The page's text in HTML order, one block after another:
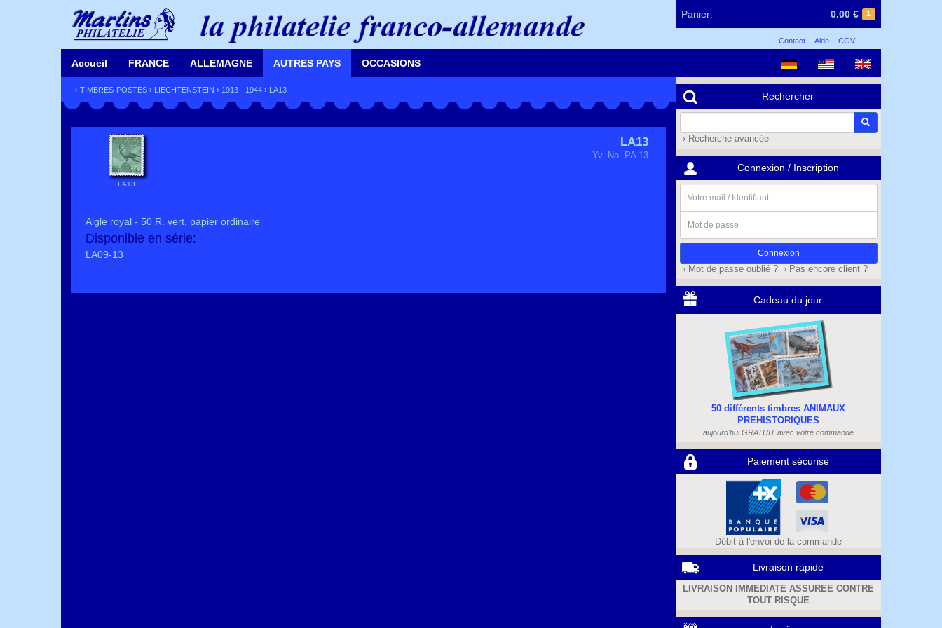
Panier: 1
0.00 €
Contact Aide CGV
Accueil FRANCE ALLEMAGNE AUTRES PAYS OCCASIONS
› TIMBRES-POSTES › LIECHTENSTEIN › 1913 - 1944 › LA13
LA13
LA13
Yv. No. PA 13
Aigle royal - 50 R. vert, papier ordinaire
Disponible en série:
LA09-13
Rechercher
› Recherche avancée
Connexion / Inscription
mail
/
Identifiant
de
passe
› Mot de passe oublié ? › Pas encore client ?
Cadeau du jour
50 différents timbres ANIMAUX
PREHISTORIQUES
aujourd'hui GRATUIT avec votre commande
Paiement sécurisé
Débit à l'envoi de la commande
Livraison rapide
LIVRAISON IMMEDIATE ASSUREE CONTRE
TOUT RISQUE